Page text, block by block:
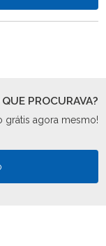
PROCURAVA?
grátis agora mesmo!